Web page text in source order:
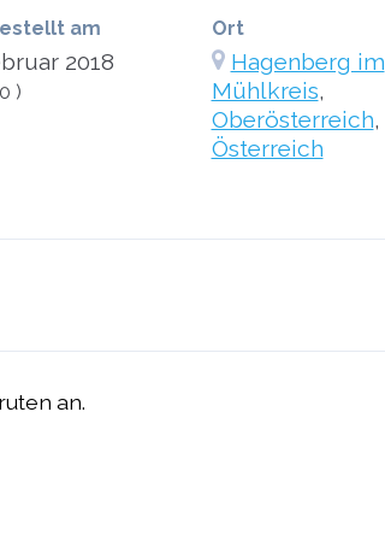
am
2018
)
Ort
Hagenberg im
Mühlkreis,
Oberösterreich,
Österreich
an.